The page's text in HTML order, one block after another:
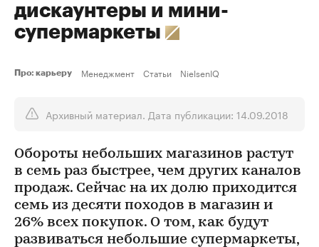
дискаунтеры и мини-
супермаркеты
Про: карьеру Менеджмент Статьи NielsenIQ
Архивный материал. Дата публикации: 14.09.2018
Обороты небольших магазинов растут
в семь раз быстрее, чем других каналов
продаж. Сейчас на их долю приходится
семь из десяти походов в магазин и
26% всех покупок. О том, как будут
развиваться небольшие супермаркеты,